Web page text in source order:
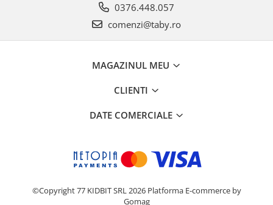
0376.448.057
comenzi@taby.ro
MAGAZINUL MEU
CLIENTI
DATE COMERCIALE
©Copyright 77 KIDBIT SRL 2026 Platforma E-commerce by
Gomag